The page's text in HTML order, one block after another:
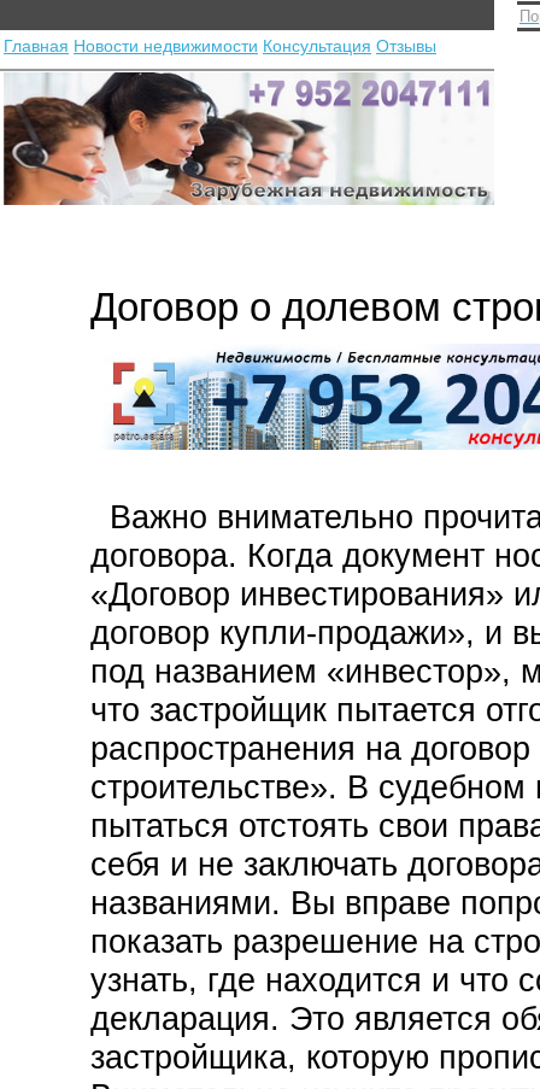
Главная Новости недвижимости Консультация Отзывы
Договор о долевом
Важно внимательно
договора. Когда документ
«Договор инвестирования»
договор купли-продажи», и
под названием «инвестор»,
что застройщик пытается
распространения на
строительстве». В
пытаться отстоять свои
себя и не заключать
названиями. Вы вправе
показать разрешение на
узнать, где находится и что
декларация. Это является
застройщика, которую